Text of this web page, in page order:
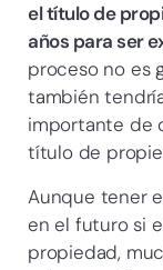
el título de
años para ser
proceso no es
también
importante de
título de
Aunque tener
en el futuro si
propiedad,